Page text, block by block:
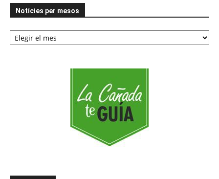
Notícies per mesos
Notícies
per